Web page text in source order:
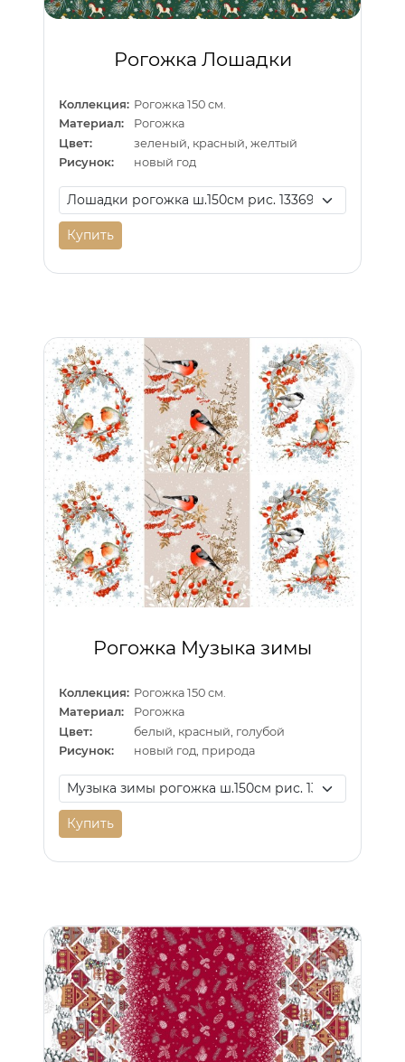
Рогожка Лошадки
Коллекция: Рогожка 150 см.
Материал:
Рогожка
Цвет:
зеленый, красный, желтый
Рисунок:
новый год
Купить
Рогожка Музыка зимы
Коллекция: Рогожка 150 см.
Материал:
Рогожка
Цвет:
белый, красный, голубой
Рисунок:
новый год, природа
Купить